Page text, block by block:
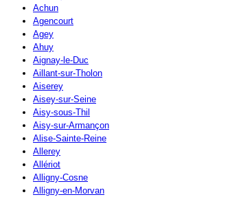
Achun
Agencourt
Agey
Ahuy
Aignay-le-Duc
Aillant-sur-Tholon
Aiserey
Aisey-sur-Seine
Aisy-sous-Thil
Aisy-sur-Armançon
Alise-Sainte-Reine
Allerey
Allériot
Alligny-Cosne
Alligny-en-Morvan